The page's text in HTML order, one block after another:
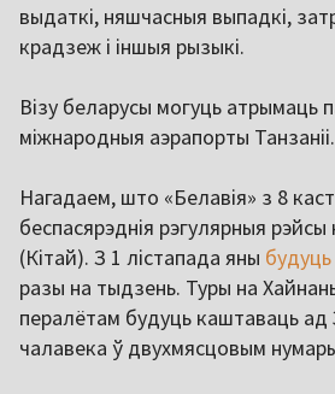
выдаткі, няшчасныя выпадкі,
крадзеж і іншыя рызыкі.
Візу беларусы могуць атрымаць
міжнародныя аэрапорты Танзаніі.
Нагадаем, што «Белавія» з 8
беспасярэднія рэгулярныя
(Кітай). З 1 лістапада яны
разы на тыдзень. Туры на
пералётам будуць каштаваць ад
чалавека ў двухмясцовым